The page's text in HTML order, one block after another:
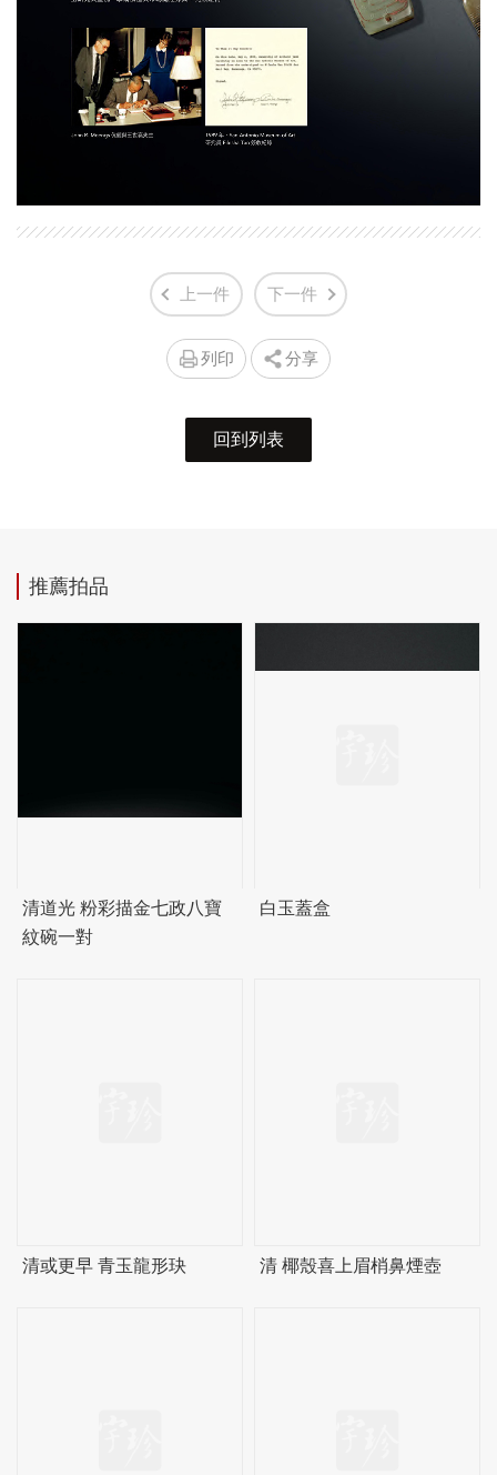
上一件 下一件
列印 分享
回到列表
推薦拍品
清道光 粉彩描金七政八寶
紋碗一對
白玉蓋盒
清或更早 青玉龍形玦 清 椰殼喜上眉梢鼻煙壺